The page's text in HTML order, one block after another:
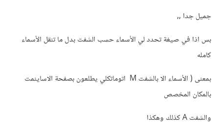
4- انقري بالزر
5- انقري بالزر
الايمن على " الاسايمنت
6- أدخلي الان
جميل جدا ,,
بس اذا في صيغة تحدد لي الأسماء حسب الشفت بدل ما تنقل الأسماء
كامله
بمعنى ( الأسماء الا بالشفت M اتوماتكلي يطلعون بصفحة الاساينمت
بالمكان المخصص
والشفت A كذلك وهكذا